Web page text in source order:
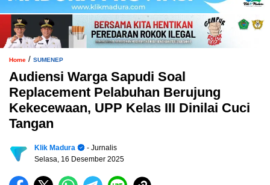
Home / SUMENEP
Audiensi Warga Sapudi Soal
Replacement Pelabuhan Berujung
Kekecewaan, UPP Kelas III Dinilai Cuci
Tangan
Klik Madura
- Jurnalis
Selasa, 16 Desember 2025